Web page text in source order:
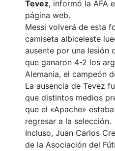
Tevez, informó la AFA
página web.
Messi volverá de esta
camiseta albiceleste
ausente por una lesión
que ganaron 4-2 los
Alemania, el campeón
La ausencia de Tevez
que distintos medios
que el «Apache»
regresar a la selección.
Incluso, Juan Carlos
de la Asociación del